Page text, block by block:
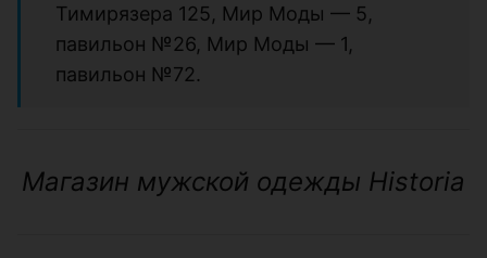
Тимирязера 125, Мир Моды — 5,
павильон №26, Мир Моды — 1,
павильон №72.
Магазин мужской одежды Historia